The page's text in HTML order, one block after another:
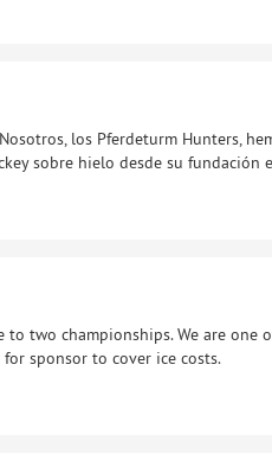
los Pferdeturm Hunters,
sobre hielo desde su fundación
to two championships. We are one
sponsor to cover ice costs.